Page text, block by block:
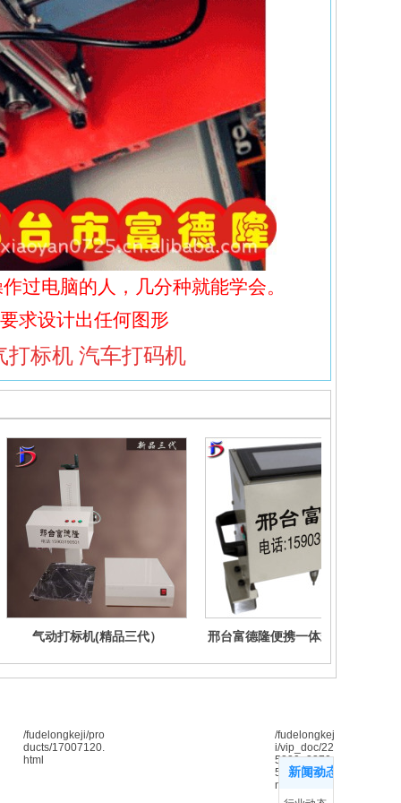
过电脑的人，几分种就能学会。
求设计出任何图形
打标机 汽车打码机
气动打标机(精品三代）
邢台富德隆便携一体式触屏工业
新闻动态
更多
/fudelongkeji/pro
ducts/17007120.
html
/fudelongkej
i/vip_doc/22
5230_3370
588_0_1.ht
ml
?新闻动